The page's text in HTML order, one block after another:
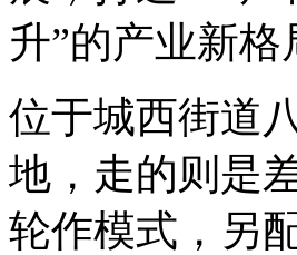
升”的产业新格
位于城西街道
地，走的则是
轮作模式，另